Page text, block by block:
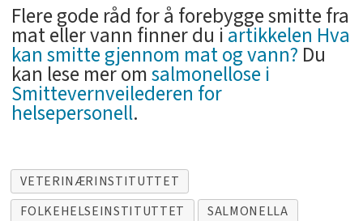
Flere gode råd for å forebygge smitte fra
mat eller vann finner du iartikkelen Hva
kan smitte gjennom mat og vann? Du
kan lese mer omsalmonellose i
Smittevernveilederen for
helsepersonell.
VETERINÆRINSTITUTTET
FOLKEHELSEINSTITUTTET
SALMONELLA